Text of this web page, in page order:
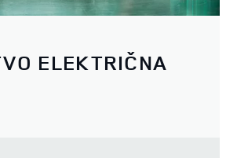
ELEKTRIČNA